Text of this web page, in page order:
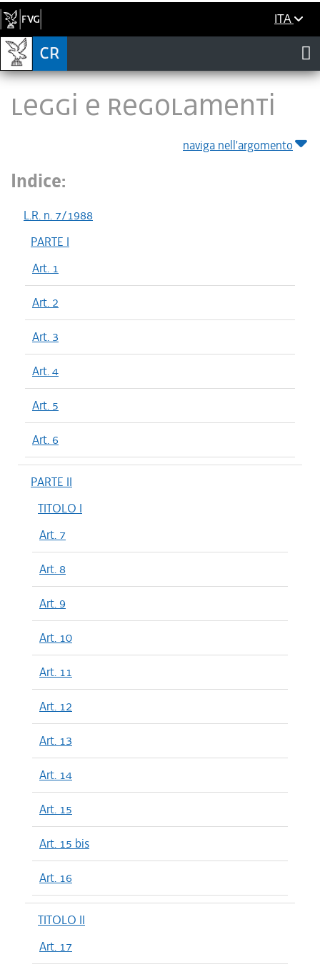
ITA
LEGGI E REGOLAMENTI
naviga nell'argomento
Indice:
L.R. n. 7/1988
PARTE I
Art. 1
Art. 2
Art. 3
Art. 4
Art. 5
Art. 6
PARTE II
TITOLO I
Art. 7
Art. 8
Art. 9
Art. 10
Art. 11
Art. 12
Art. 13
Art. 14
Art. 15
Art. 15 bis
Art. 16
TITOLO II
Art. 17